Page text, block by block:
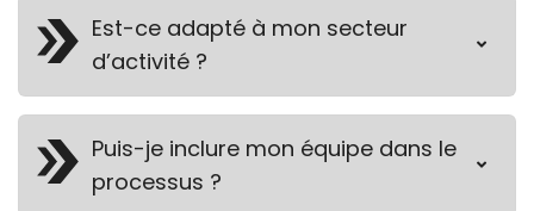
Est-ce adapté à mon secteur
d’activité ?
Puis-je inclure mon équipe dans le
processus ?